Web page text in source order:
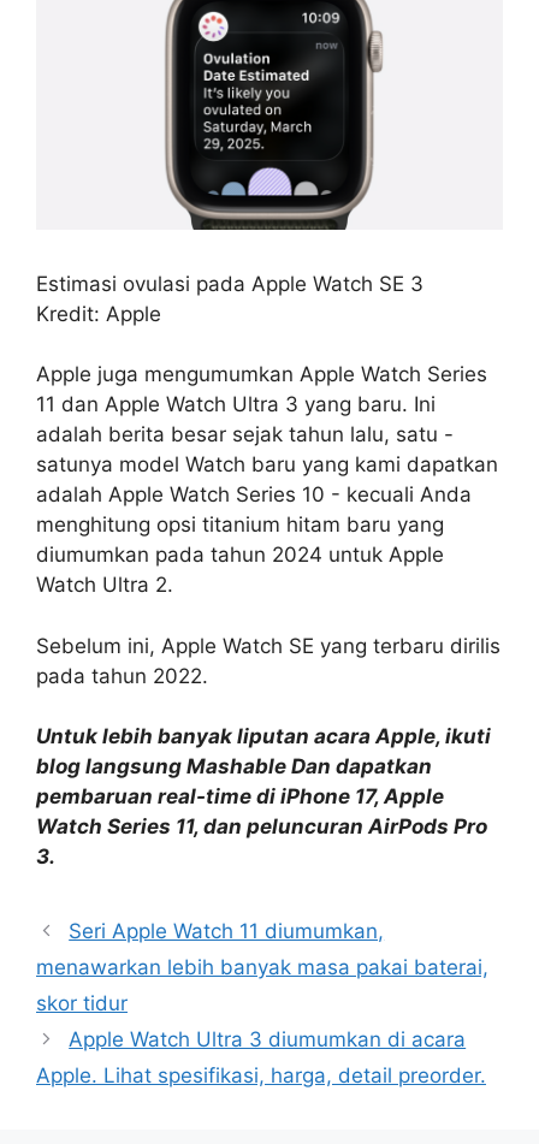
Estimasi ovulasi pada Apple Watch SE 3
Kredit: Apple
Apple juga mengumumkan Apple Watch Series
11 dan Apple Watch Ultra 3 yang baru. Ini
adalah berita besar sejak tahun lalu, satu -
satunya model Watch baru yang kami dapatkan
adalah Apple Watch Series 10 - kecuali Anda
menghitung opsi titanium hitam baru yang
diumumkan pada tahun 2024 untuk Apple
Watch Ultra 2.
Sebelum ini, Apple Watch SE yang terbaru dirilis
pada tahun 2022.
Untuk lebih banyak liputan acara Apple, ikuti
blog langsung Mashable Dan dapatkan
pembaruan real-time di iPhone 17, Apple
Watch Series 11, dan peluncuran AirPods Pro
3.
Seri Apple Watch 11 diumumkan,
menawarkan lebih banyak masa pakai baterai,
skor tidur
Apple Watch Ultra 3 diumumkan di acara
Apple. Lihat spesifikasi, harga, detail preorder.